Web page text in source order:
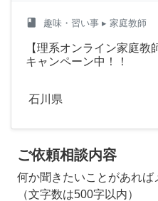
class 趣味・習い事 ▸ 家庭教師
【理系オンライン家庭
キャンペーン中！！
石川県
ご依頼相談内容
何か聞きたいことがあれ
（文字数は500字以内）